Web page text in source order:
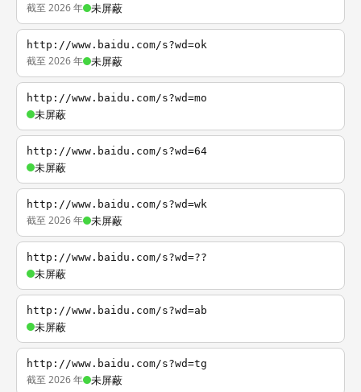
截至 2026 年 未屏蔽
http://www.baidu.com/s?wd=ok
截至 2026 年 未屏蔽
http://www.baidu.com/s?wd=mo
未屏蔽
http://www.baidu.com/s?wd=64
未屏蔽
http://www.baidu.com/s?wd=wk
截至 2026 年 未屏蔽
http://www.baidu.com/s?wd=??
未屏蔽
http://www.baidu.com/s?wd=ab
未屏蔽
http://www.baidu.com/s?wd=tg
截至 2026 年 未屏蔽